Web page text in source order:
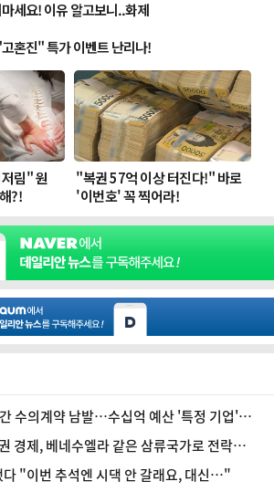
수의계약 남발…수십억 예산 '특정 기업'에
경제, 베네수엘라 같은 삼류국가로 전락할
다 "이번 추석엔 시댁 안 갈래요, 대신…"